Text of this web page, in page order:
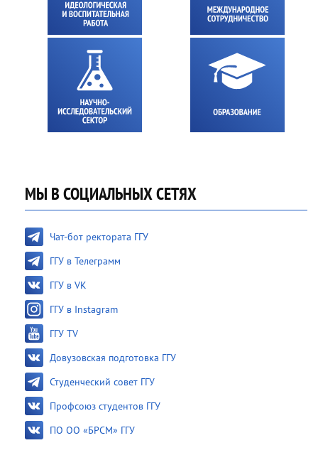
МЫ В СОЦИАЛЬНЫХ СЕТЯХ
Чат-бот ректората ГГУ
ГГУ в Телеграмм
ГГУ в VK
ГГУ в Instagram
ГГУ TV
Довузовская подготовка ГГУ
Студенческий совет ГГУ
Профсоюз студентов ГГУ
ПО ОО «БРСМ» ГГУ